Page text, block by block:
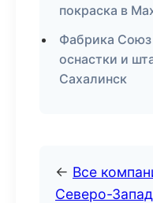
покраска в
Фабрика Союз
оснастки и
Сахалинск
← Все
Северо-